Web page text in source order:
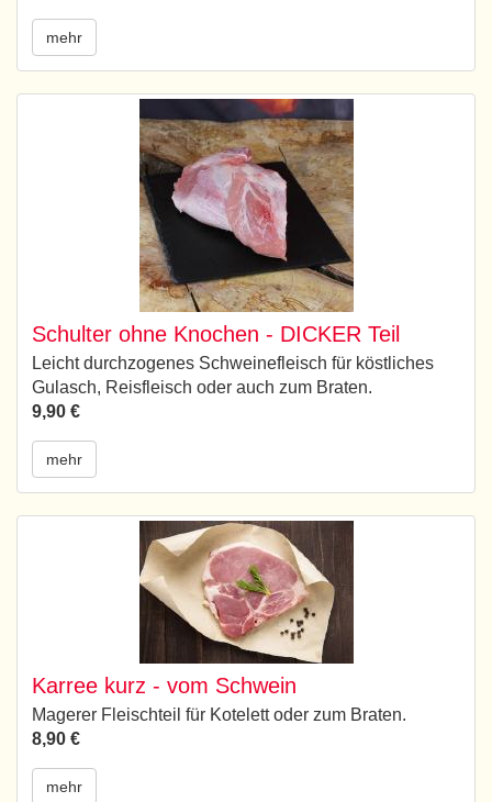
mehr
Schulter ohne Knochen - DICKER Teil
Leicht durchzogenes Schweinefleisch für köstliches
Gulasch, Reisfleisch oder auch zum Braten.
9,90 €
mehr
Karree kurz - vom Schwein
Magerer Fleischteil für Kotelett oder zum Braten.
8,90 €
mehr